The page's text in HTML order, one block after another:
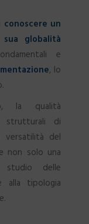
conoscere un
globalità
e
, lo
la qualità
strutturali di
versatilità del
non solo una
delle
tipologia